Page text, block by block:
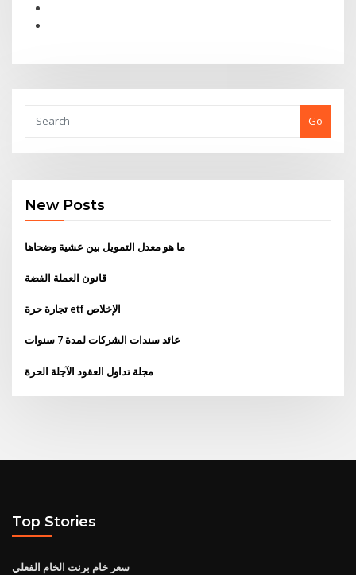
Go
New Posts
ما هو معدل التمويل بين عشية وضحاها
قانون العملة الفضة
تجارة حرة etf الإخلاص
عائد سندات الشركات لمدة 7 سنوات
مجلة تداول العقود الآجلة الحرة
Top Stories
سعر خام برنت الخام الفعلي